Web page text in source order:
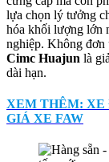
lựa chọn lý tưởng
hóa khối lượng lớn
nghiệp. Không đơn
Cimc Huajun là
dài hạn.
XEM THÊM: XE
GIÁ XE FAW